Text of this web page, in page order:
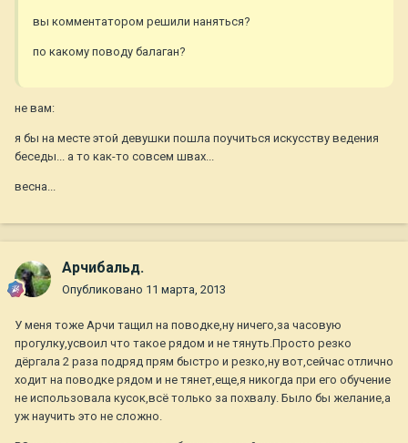
вы комментатором решили наняться?
по какому поводу балаган?
не вам:
я бы на месте этой девушки пошла поучиться искусству ведения
беседы... а то как-то совсем швах...
весна...
Арчибальд.
Опубликовано 11 марта, 2013
У меня тоже Арчи тащил на поводке,ну ничего,за часовую
прогулку,усвоил что такое рядом и не тянуть.Просто резко
дёргала 2 раза подряд прям быстро и резко,ну вот,сейчас отлично
ходит на поводке рядом и не тянет,еще,я никогда при его обучение
не использовала кусок,всё только за похвалу. Было бы желание,а
уж научить это не сложно.